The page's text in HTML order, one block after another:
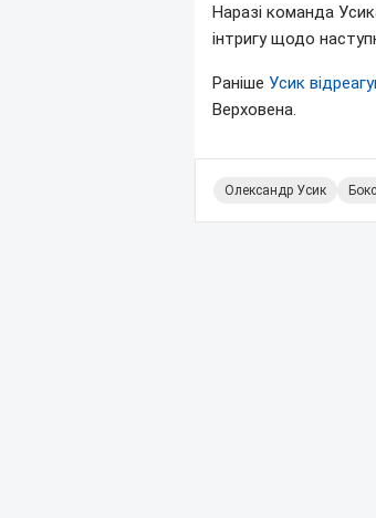
Наразі команда
інтригу щодо
Раніше Усик
Верховена.
Олександр Усик Бокс